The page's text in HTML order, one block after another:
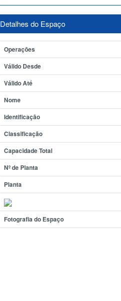
Detalhes do Espaço
Operações
Válido Desde
Válido Até
Nome
Identificação
Classificação
Capacidade Total
Nº de Planta
Planta
Fotografia do Espaço